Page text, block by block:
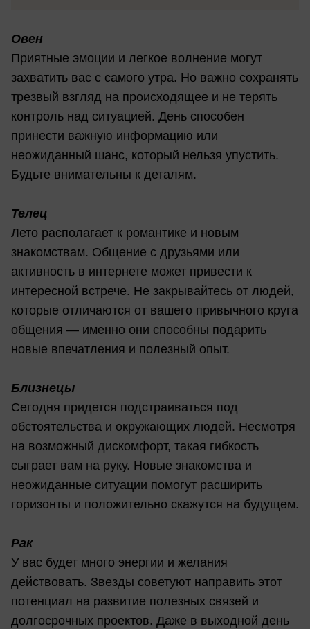
Овен
Приятные эмоции и легкое волнение могут
захватить вас с самого утра. Но важно сохранять
трезвый взгляд на происходящее и не терять
контроль над ситуацией. День способен
принести важную информацию или
неожиданный шанс, который нельзя упустить.
Будьте внимательны к деталям.
Телец
Лето располагает к романтике и новым
знакомствам. Общение с друзьями или
активность в интернете может привести к
интересной встрече. Не закрывайтесь от людей,
которые отличаются от вашего привычного круга
общения — именно они способны подарить
новые впечатления и полезный опыт.
Близнецы
Сегодня придется подстраиваться под
обстоятельства и окружающих людей. Несмотря
на возможный дискомфорт, такая гибкость
сыграет вам на руку. Новые знакомства и
неожиданные ситуации помогут расширить
горизонты и положительно скажутся на будущем.
Рак
У вас будет много энергии и желания
действовать. Звезды советуют направить этот
потенциал на развитие полезных связей и
долгосрочных проектов. Даже в выходной день